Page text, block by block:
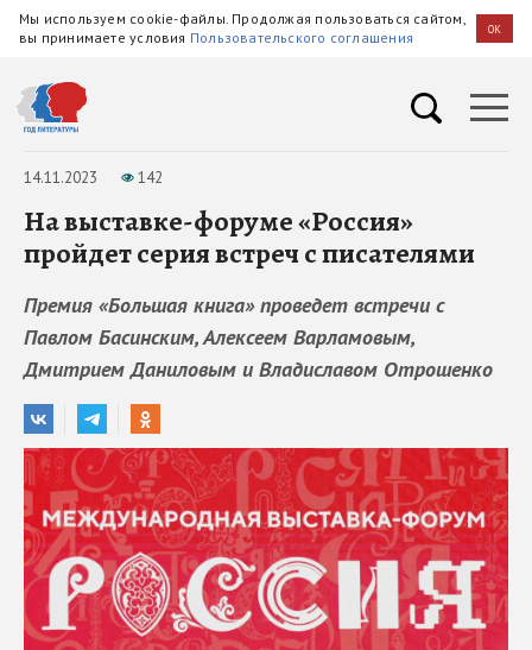
Мы используем cookie-файлы. Продолжая пользоваться сайтом,
вы принимаете условия Пользовательского соглашения OK
14.11.2023 142
На выставке-форуме «Россия»
пройдет серия встреч с писателями
Премия «Большая книга» проведет встречи с
Павлом Басинским, Алексеем Варламовым,
Дмитрием Даниловым и Владиславом Отрошенко